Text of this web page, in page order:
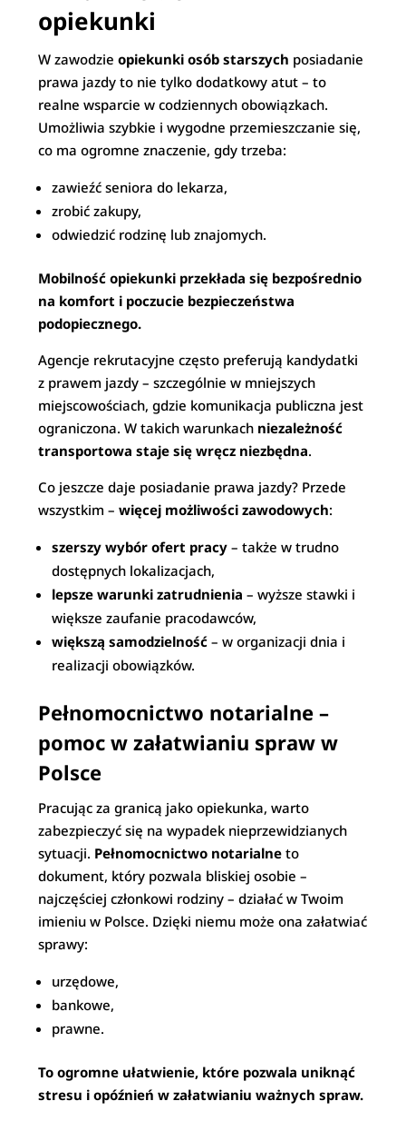
opiekunki
W zawodzieopiekunki osób starszych posiadanie
prawa jazdy to nie tylko dodatkowy atut – to
realne wsparcie w codziennych obowiązkach.
Umożliwia szybkie i wygodne przemieszczanie się,
co ma ogromne znaczenie, gdy trzeba:
zawieźć seniora do lekarza,
zrobić zakupy,
odwiedzić rodzinę lub znajomych.
Mobilność opiekunki przekłada się bezpośrednio
na komfort i poczucie bezpieczeństwa
podopiecznego.
Agencje rekrutacyjne często preferują kandydatki
z prawem jazdy – szczególnie w mniejszych
miejscowościach, gdzie komunikacja publiczna jest
ograniczona. W takich warunkach niezależność
transportowa staje się wręcz niezbędna.
Co jeszcze daje posiadanie prawa jazdy? Przede
wszystkim –więcej możliwości zawodowych:
szerszy wybór ofert pracy – także w trudno
dostępnych lokalizacjach,
lepsze warunki zatrudnienia – wyższe stawki i
większe zaufanie pracodawców,
większą samodzielność – w organizacji dnia i
realizacji obowiązków.
Pełnomocnictwo notarialne –
pomoc w załatwianiu spraw w
Polsce
Pracując za granicą jako opiekunka, warto
zabezpieczyć się na wypadek nieprzewidzianych
sytuacji. Pełnomocnictwo notarialne to
dokument, który pozwala bliskiej osobie –
najczęściej członkowi rodziny – działać w Twoim
imieniu w Polsce. Dzięki niemu może ona załatwiać
sprawy:
urzędowe,
bankowe,
prawne.
To ogromne ułatwienie, które pozwala uniknąć
stresu i opóźnień w załatwianiu ważnych spraw.